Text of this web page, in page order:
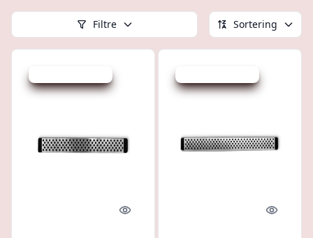
Filtre Sortering
Quick look Quick